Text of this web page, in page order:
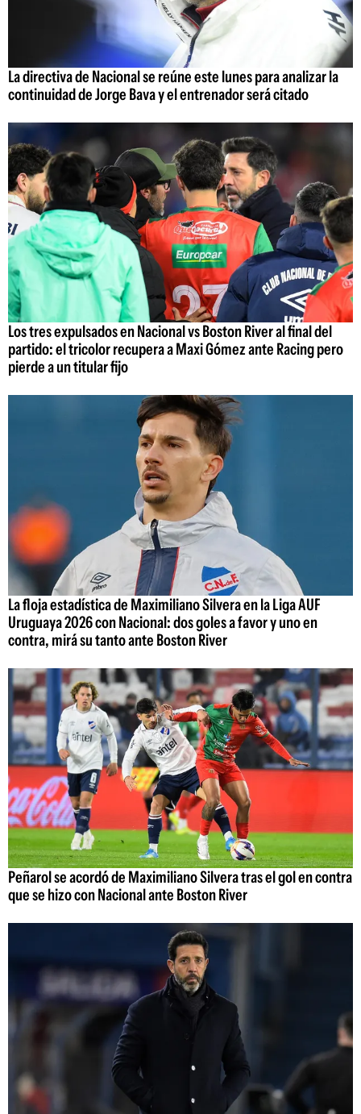
La directiva de Nacional se reúne este lunes para analizar la
continuidad de Jorge Bava y el entrenador será citado
Los tres expulsados en Nacional vs Boston River al final del
partido: el tricolor recupera a Maxi Gómez ante Racing pero
pierde a un titular fijo
La floja estadística de Maximiliano Silvera en la Liga AUF
Uruguaya 2026 con Nacional: dos goles a favor y uno en
contra, mirá su tanto ante Boston River
Peñarol se acordó de Maximiliano Silvera tras el gol en contra
que se hizo con Nacional ante Boston River